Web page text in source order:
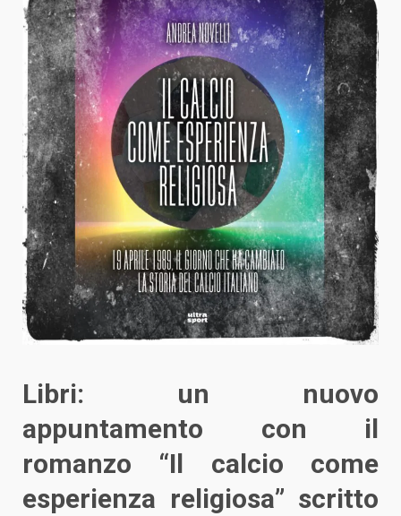
Libri: un nuovo
appuntamento con il
romanzo “Il calcio come
esperienza religiosa” scritto